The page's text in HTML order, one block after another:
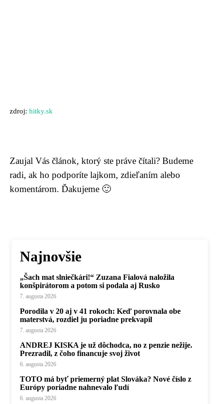
zdroj: hitky.sk
Zaujal Vás článok, ktorý ste práve čítali? Budeme
radi, ak ho podporíte lajkom, zdieľaním alebo
komentárom. Ďakujeme 🙂
Najnovšie
„Šach mat slniečkári!“ Zuzana Fialová naložila
konšpirátorom a potom si podala aj Rusko
7. augusta 2026
Porodila v 20 aj v 41 rokoch: Keď porovnala obe
materstvá, rozdiel ju poriadne prekvapil
7. augusta 2026
ANDREJ KISKA je už dôchodca, no z penzie nežije.
Prezradil, z čoho financuje svoj život
6. augusta 2026
TOTO má byť priemerný plat Slováka? Nové číslo z
Európy poriadne nahnevalo ľudí
6. augusta 2026